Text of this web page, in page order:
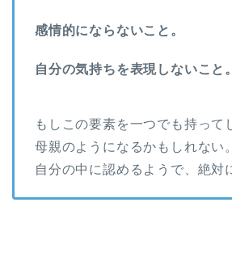
感情的にならないこと。
自分の気持ちを表現しないこと。
もしこの要素を一つでも持って
母親のようになるかもしれない
自分の中に認めるようで、絶対